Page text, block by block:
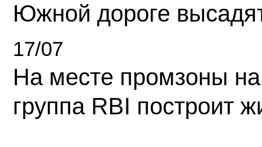
Южной дороге
17/07
На месте промзоны
группа RBI построит